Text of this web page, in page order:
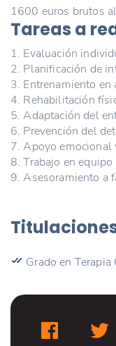
1600 euros brutos
Tareas a
1. Evaluación
2. Planificación de
3. Entrenamiento en
4. Rehabilitación
5. Adaptación del
6. Prevención del
7. Apoyo emocional
8. Trabajo en
9. Asesoramiento a
Grado en